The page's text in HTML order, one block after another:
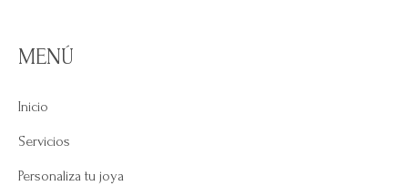
MENÚ
Inicio
Servicios
Personaliza tu joya